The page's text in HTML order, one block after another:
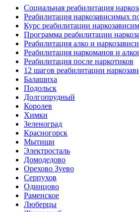
Социальная реабилитация
Реабилитация наркозависимых
Курс реабилитации
Программа реабилитации
Реабилитация алко и
Реабилитация наркоманов и
Реабилитация после наркотиков
12 шагов реабилитации
Балашиха
Подольск
Долгопрудный
Королев
Химки
Зеленоград
Красногорск
Мытищи
Электросталь
Домодедово
Орехово Зуево
Серпухов
Одинцово
Раменское
Люберцы